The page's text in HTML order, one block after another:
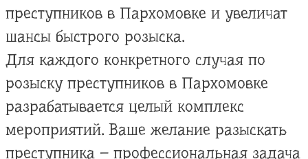
преступников в Пархомовке и увеличат
шансы быстрого розыска.
Для каждого конкретного случая по
розыску преступников в Пархомовке
разрабатывается целый комплекс
мероприятий. Ваше желание разыскать
преступника – профессиональная задача